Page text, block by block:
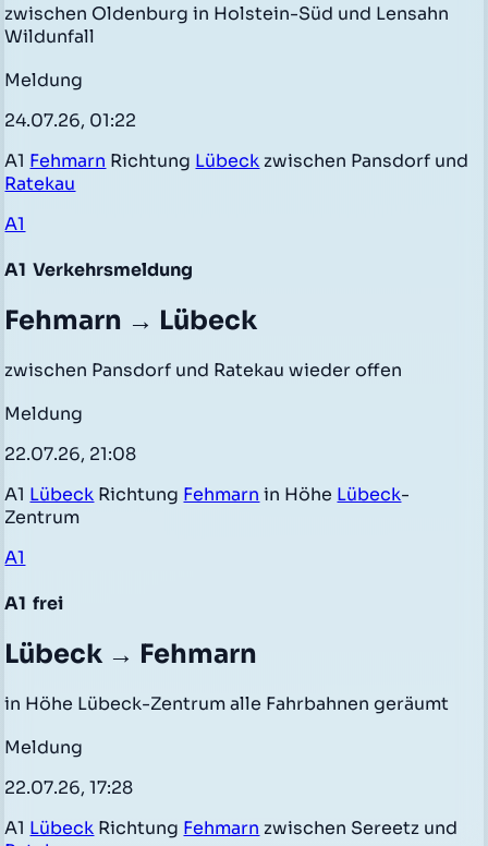
zwischen Oldenburg in Holstein-Süd und Lensahn
Wildunfall
Meldung
24.07.26, 01:22
A1 Fehmarn Richtung Lübeck zwischen Pansdorf und
Ratekau
A1
A1 Verkehrsmeldung
Fehmarn → Lübeck
zwischen Pansdorf und Ratekau wieder offen
Meldung
22.07.26, 21:08
A1 Lübeck Richtung Fehmarn in Höhe Lübeck-
Zentrum
A1
A1 frei
Lübeck → Fehmarn
in Höhe Lübeck-Zentrum alle Fahrbahnen geräumt
Meldung
22.07.26, 17:28
A1 Lübeck Richtung Fehmarn zwischen Sereetz und